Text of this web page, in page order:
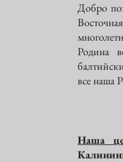
Добро
Родина
все наша
Наша